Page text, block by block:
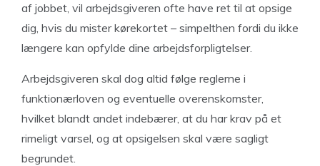
af jobbet, vil arbejdsgiveren ofte have ret til at opsige
dig, hvis du mister kørekortet – simpelthen fordi du ikke
længere kan opfylde dine arbejdsforpligtelser.
Arbejdsgiveren skal dog altid følge reglerne i
funktionærloven og eventuelle overenskomster,
hvilket blandt andet indebærer, at du har krav på et
rimeligt varsel, og at opsigelsen skal være sagligt
begrundet.